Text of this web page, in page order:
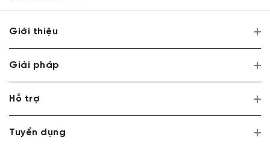
Giới thiệu
Giải pháp
Hỗ trợ
Tuyển dụng